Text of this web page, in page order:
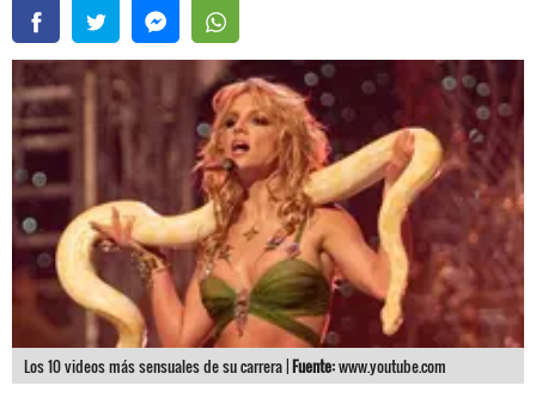
Los 10 videos más sensuales de su carrera |Fuente:www.youtube.com